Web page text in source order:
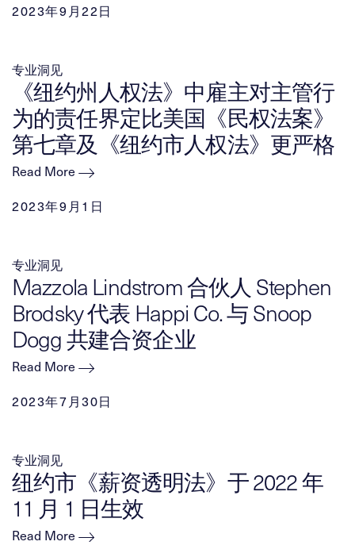
2023年9月22日
专业洞见
《纽约州人权法》中雇主对主管行
为的责任界定比美国《民权法案》
第七章及《纽约市人权法》更严格
Read More
2023年9月1日
专业洞见
Mazzola Lindstrom 合伙人 Stephen
Brodsky 代表 Happi Co. 与 Snoop
Dogg 共建合资企业
Read More
2023年7月30日
专业洞见
纽约市《薪资透明法》于 2022 年
11 月 1 日生效
Read More